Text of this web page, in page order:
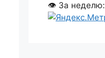
👁 За неделю: